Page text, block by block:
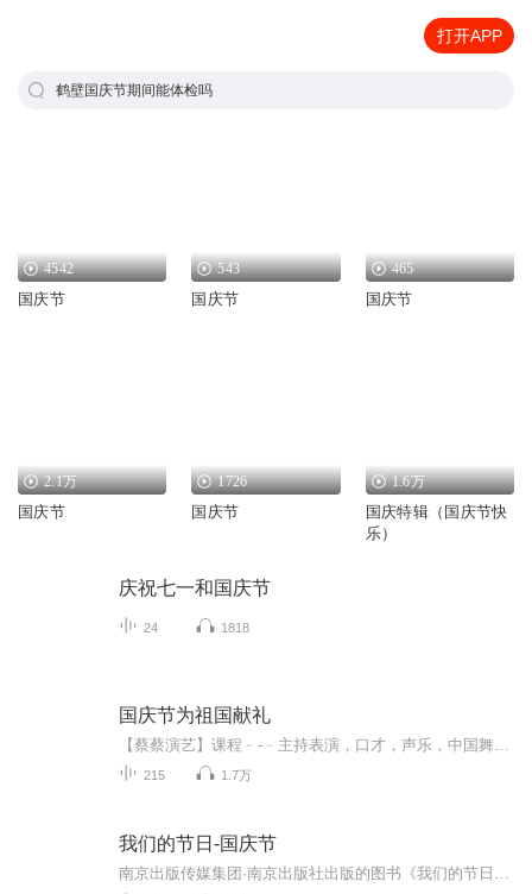
打开APP
鹤壁国庆节期间能体检吗
4542
国庆节
543
国庆节
465
国庆节
2.1万
国庆节
1726
国庆节
1.6万
国庆特辑（国庆节快
乐）
庆祝七一和国庆节
24 1818
国庆节为祖国献礼
215 1.7万
我们的节日-国庆节